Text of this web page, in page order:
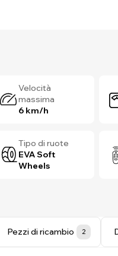
Velocità
massima
6 km/h
Tipo di ruote
EVA Soft
Wheels
Pezzi di ricambio 2